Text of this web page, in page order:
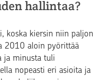
hallintaa?
koska kiersin niin paljon
2010 aloin pyörittää
ja minusta tuli
nopeasti eri asioita ja